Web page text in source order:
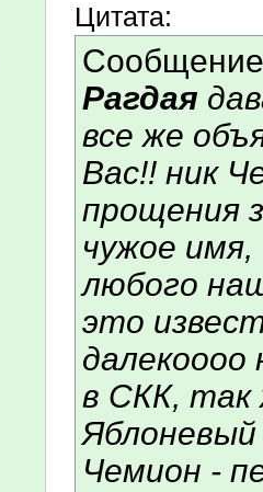
Цитата:
Рагдая
все же
Вас!! ник
прощения
чужое имя,
любого
это
далекоооо
в СКК, так
Яблоневый
Чемион -